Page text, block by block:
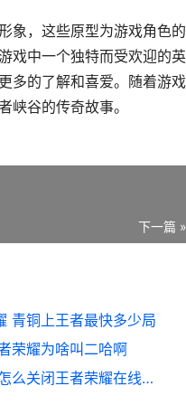
象，这些原型为游戏角色
戏中一个独特而受欢迎的英
多的了解和喜爱。随着游
峡谷的传奇故事。
下一篇 »
青铜上王者最快多少局
荣耀为啥叫二哈啊
怎么关闭王者荣耀在线 怎么关闭王者荣耀在线显示